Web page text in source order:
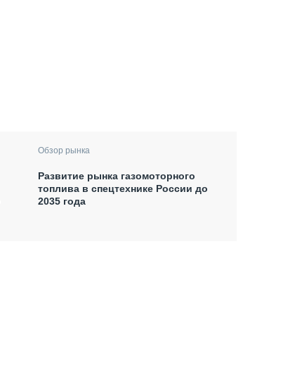
Обзор рынка
Развитие рынка газомоторного
топлива в спецтехнике России до
2035 года